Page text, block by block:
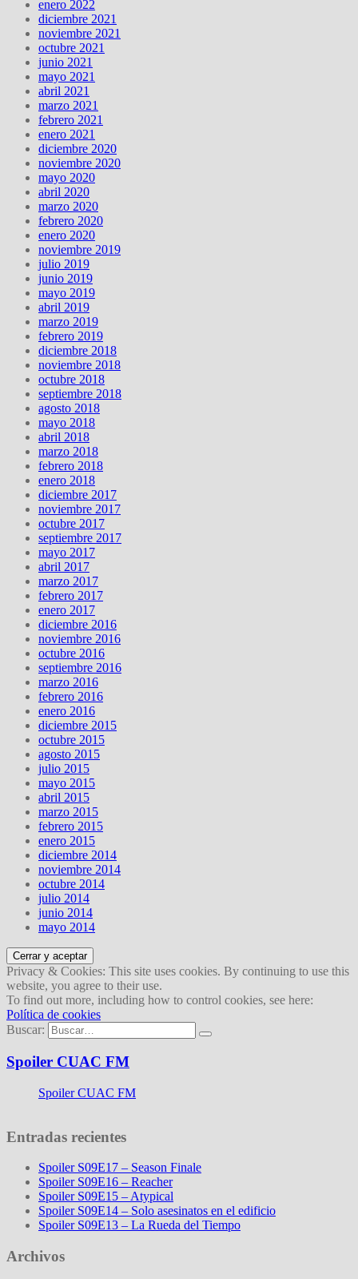
enero 2022
diciembre 2021
noviembre 2021
octubre 2021
junio 2021
mayo 2021
abril 2021
marzo 2021
febrero 2021
enero 2021
diciembre 2020
noviembre 2020
mayo 2020
abril 2020
marzo 2020
febrero 2020
enero 2020
noviembre 2019
julio 2019
junio 2019
mayo 2019
abril 2019
marzo 2019
febrero 2019
diciembre 2018
noviembre 2018
octubre 2018
septiembre 2018
agosto 2018
mayo 2018
abril 2018
marzo 2018
febrero 2018
enero 2018
diciembre 2017
noviembre 2017
octubre 2017
septiembre 2017
mayo 2017
abril 2017
marzo 2017
febrero 2017
enero 2017
diciembre 2016
noviembre 2016
octubre 2016
septiembre 2016
marzo 2016
febrero 2016
enero 2016
diciembre 2015
octubre 2015
agosto 2015
julio 2015
mayo 2015
abril 2015
marzo 2015
febrero 2015
enero 2015
diciembre 2014
noviembre 2014
octubre 2014
julio 2014
junio 2014
mayo 2014
Privacy & Cookies: This site uses cookies. By continuing to use this
website, you agree to their use.
To find out more, including how to control cookies, see here:
Política de cookies
Buscar:
Spoiler CUAC FM
Spoiler CUAC FM
Entradas recientes
Spoiler S09E17 – Season Finale
Spoiler S09E16 – Reacher
Spoiler S09E15 – Atypical
Spoiler S09E14 – Solo asesinatos en el edificio
Spoiler S09E13 – La Rueda del Tiempo
Archivos